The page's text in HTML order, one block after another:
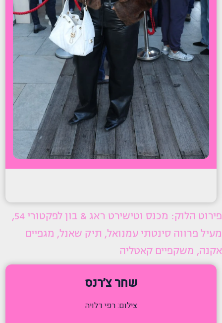
פירוט הלוק: מכנס וטישירט ראג & בון לפקטורי 54,
מעיל פרווה סינטתי עמנואל, תיק שאנל, מגפיים
אקנה, משקפיים קאטליה